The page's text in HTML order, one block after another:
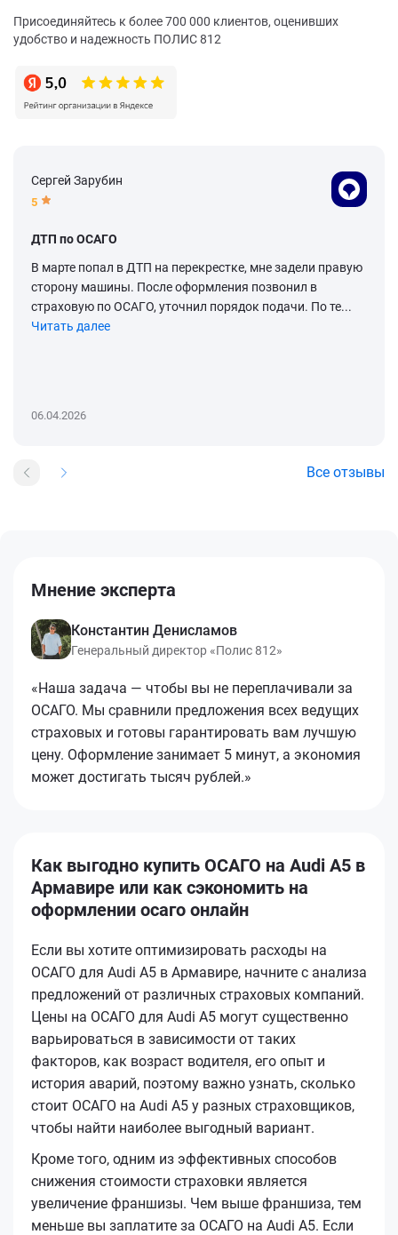
Присоединяйтесь к более 700 000 клиентов, оценивших
удобство и надежность ПОЛИС 812
Сергей Зарубин
5
ДТП по ОСАГО
В марте попал в ДТП на перекрестке, мне задели правую
сторону машины. После оформления позвонил в
страховую по ОСАГО, уточнил порядок подачи. По те...
Читать далее
06.04.2026
Все отзывы
Мнение эксперта
Константин Денисламов
Генеральный директор «Полис 812»
«Наша задача — чтобы вы не переплачивали за
ОСАГО. Мы сравнили предложения всех ведущих
страховых и готовы гарантировать вам лучшую
цену. Оформление занимает 5 минут, а экономия
может достигать тысяч рублей.»
Как выгодно купить ОСАГО на Audi A5 в
Армавире или как сэкономить на
оформлении осаго онлайн
Если вы хотите оптимизировать расходы на
ОСАГО для Audi A5 в Армавире, начните с анализа
предложений от различных страховых компаний.
Цены на ОСАГО для Audi A5 могут существенно
варьироваться в зависимости от таких
факторов, как возраст водителя, его опыт и
история аварий, поэтому важно узнать, сколько
стоит ОСАГО на Audi A5 у разных страховщиков,
чтобы найти наиболее выгодный вариант.
Кроме того, одним из эффективных способов
снижения стоимости страховки является
увеличение франшизы. Чем выше франшиза, тем
меньше вы заплатите за ОСАГО на Audi A5. Если